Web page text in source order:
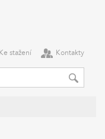
Ke stažení Kontakty